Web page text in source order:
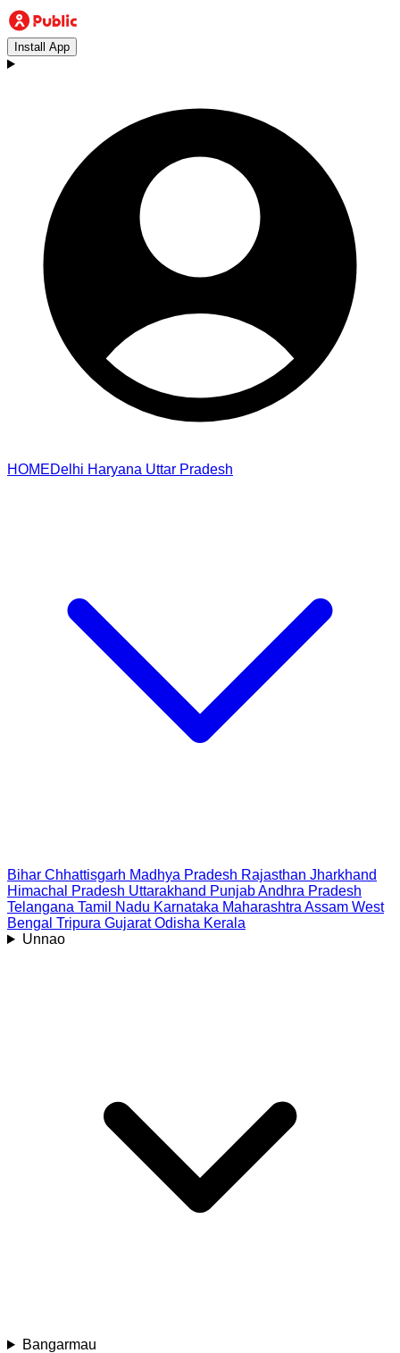
Install App
HOMEDelhi Haryana Uttar Pradesh
Bihar Chhattisgarh Madhya Pradesh Rajasthan Jharkhand
Himachal Pradesh Uttarakhand PunjabAndhra Pradesh
Telangana Tamil Nadu Karnataka Maharashtra Assam West
Bengal Tripura Gujarat Odisha Kerala
Unnao
Bangarmau